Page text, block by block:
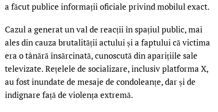
a făcut publice informații oficiale privind mobilul exact.
Cazul a generat un val de reacții în spațiul public, mai
ales din cauza brutalității actului și a faptului că victima
era o tânără însărcinată, cunoscută din aparițiile sale
televizate. Rețelele de socializare, inclusiv platforma X,
au fost inundate de mesaje de condoleanțe, dar și de
indignare față de violența extremă.